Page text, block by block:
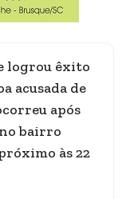
logrou êxito
acusada de
após
bairro
às 22